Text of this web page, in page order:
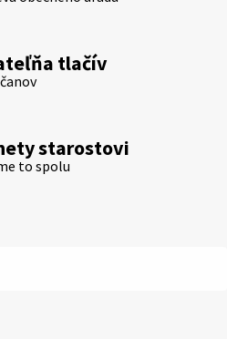
tlačív
starostovi
to spolu